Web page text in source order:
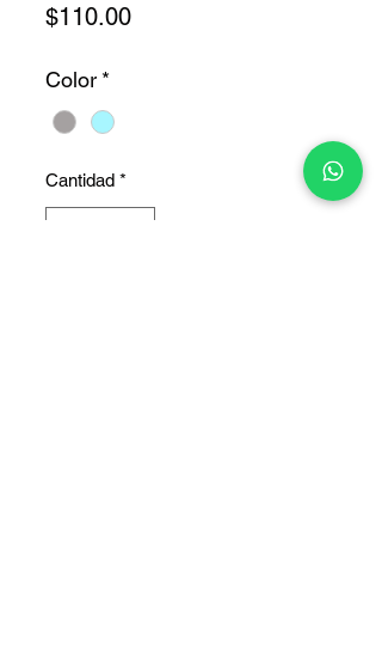
$110.00Precio
Color *
Cantidad *